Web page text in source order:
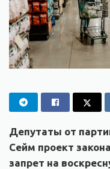
Депутаты от
Сейм проект
запрет на